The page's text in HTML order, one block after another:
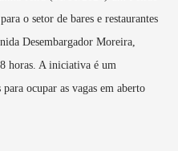
o setor de bares e restaurantes
Desembargador Moreira,
horas. A iniciativa é um
ocupar as vagas em aberto